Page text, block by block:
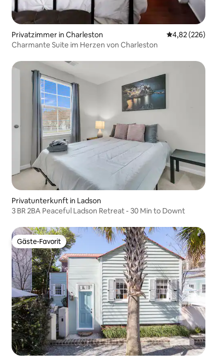
Privatzimmer in Charleston
4,82 (226)
Charmante Suite im Herzen von Charleston
Privatunterkunft in Ladson
3 BR 2BA Peaceful Ladson Retreat - 30 Min to Downt
Gäste-Favorit
Gäste-Favorit